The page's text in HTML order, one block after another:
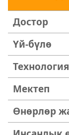
Достор
Үй-бүлө
Технология
Мектеп
Өнөрлөр